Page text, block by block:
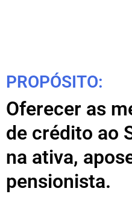
PROPÓSITO:
Oferecer as
de crédito ao
na ativa,
pensionista.